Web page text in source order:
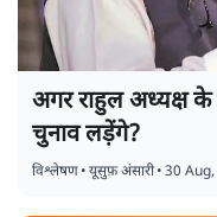
अगर राहुल अध्यक्ष के
चुनाव लड़ेंगे?
विश्लेषण•यूसुफ़ अंसारी•30